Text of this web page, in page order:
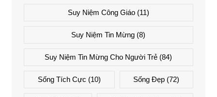
Suy Niệm Công Giáo(11)
Suy Niệm Tin Mừng (8)
Suy Niệm Tin Mừng Cho Người Trẻ (84)
Sống Tích Cực (10) Sống Đẹp (72)